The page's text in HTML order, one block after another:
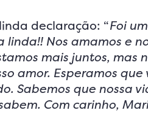
declaração: “Foi
linda!! Nos amamos e
mais juntos,
amor. Esperamos
Sabemos que nossa
Com carinho,